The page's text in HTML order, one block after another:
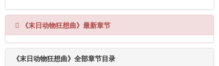
《末日动物狂想曲》最新章节
《末日动物狂想曲》全部章节目录